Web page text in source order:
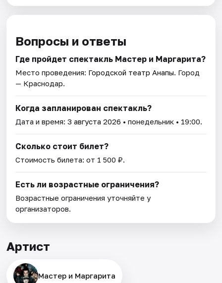
Вопросы и ответы
Где пройдет спектакль Мастер и Маргарита?
Место проведения: Городской театр Анапы. Город
— Краснодар.
Когда запланирован спектакль?
Дата и время:3 августа 2026 • понедельник • 19:00.
Сколько стоит билет?
Стоимость билета: от 1 500 ₽.
Есть ли возрастные ограничения?
Возрастные ограничения уточняйте у
организаторов.
Артист
Мастер и Маргарита